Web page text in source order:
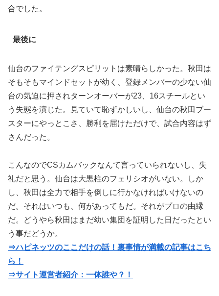
合でした。
最後に
仙台のファイテングスピリットは素晴らしかった。秋田は
そもそもマインドセットが幼く、登録メンバーの少ない仙
台の気迫に押されターンオーバーが23、16スチールとい
う失態を演じた。見ていて恥ずかしいし、仙台の秋田ブー
スターにやっとこさ、勝利を届けただけで、試合内容はず
さんだった。
こんなのでCSカムバックなんて言っていられないし、失
礼だと思う。仙台は大黒柱のフェリシオがいない。しか
し、秋田は全力で相手を倒しに行かなければいけないの
だ。それはいつも、何があってもだ。それがプロの由縁
だ。どうやら秋田はまだ幼い集団を証明した日だったとい
う事だどうか。
⇒ハピネッツのここだけの話！裏事情が満載の記事はこち
ら！
⇒サイト運営者紹介：一体誰や？！